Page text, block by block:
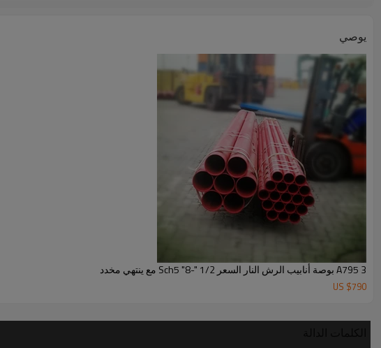
يوصي
A795 3 بوصة أنابيب الرش النار السعر 1/2 "-8" Sch5 مع ينتهي مخدد
US $790